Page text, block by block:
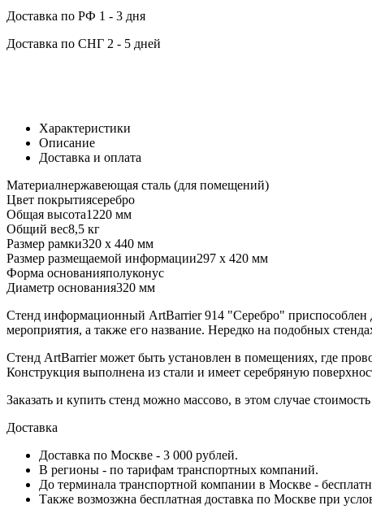
Доставка по РФ 1 - 3 дня
Доставка по СНГ 2 - 5 дней
Характеристики
Описание
Доставка и оплата
Материалнержавеющая сталь (для помещений)
Цвет покрытиясеребро
Общая высота1220 мм
Общий вес8,5 кг
Размер рамки320 х 440 мм
Размер размещаемой информации297 х 420 мм
Форма основанияполуконус
Диаметр основания320 мм
Стенд информационный АrtBarrier 914 "Серебро" приспособлен
мероприятия, а также его название. Нередко на подобных
Стенд АrtBarrier может быть установлен в помещениях, где
Конструкция выполнена из стали и имеет серебряную
Заказать и купить стенд можно массово, в этом случае
Доставка
Доставка по Москве - 3 000 рублей.
В регионы - по тарифам транспортных компаний.
До терминала транспортной компании в Москве -
Также возмозжна бесплатная доставка по Москве при